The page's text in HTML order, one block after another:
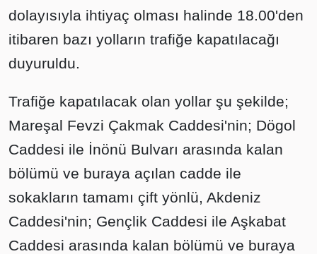
dolayısıyla ihtiyaç olması halinde 18.00'den
itibaren bazı yolların trafiğe kapatılacağı
duyuruldu.
Trafiğe kapatılacak olan yollar şu şekilde;
Mareşal Fevzi Çakmak Caddesi'nin; Dögol
Caddesi ile İnönü Bulvarı arasında kalan
bölümü ve buraya açılan cadde ile
sokakların tamamı çift yönlü, Akdeniz
Caddesi'nin; Gençlik Caddesi ile Aşkabat
Caddesi arasında kalan bölümü ve buraya